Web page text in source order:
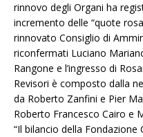
rinnovo degli Organi ha
incremento delle “quote
rinnovato Consiglio di
riconfermati Luciano
Rangone e l’ingresso di
Revisori è composto dalla
da Roberto Zanfini e Pier
Roberto Francesco Cairo e
“Il bilancio della Fondazione